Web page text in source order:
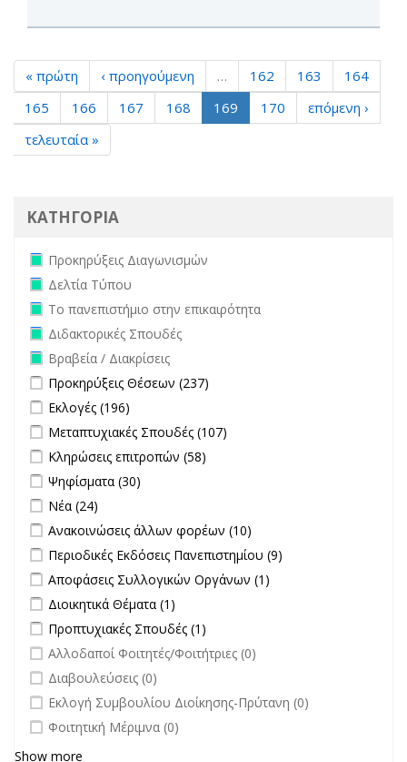
« πρώτη ‹ προηγούμενη … 162 163
164
165
166 167 168 169 170
επόμενη ›
τελευταία »
ΚΑΤΗΓΟΡΙΑ
Remove Προκηρύξεις Διαγωνισμών filter
Προκηρύξεις Διαγωνισμών
Remove Δελτία Τύπου filter
Δελτία Τύπου
Remove Το πανεπιστήμιο στην επικαιρότητα filter
Το πανεπιστήμιο στην επικαιρότητα
Remove Διδακτορικές Σπουδές filter
Διδακτορικές Σπουδές
Remove Βραβεία / Διακρίσεις filter
Βραβεία / Διακρίσεις
Apply Προκηρύξεις Θέσεων filter
Προκηρύξεις Θέσεων (237)
Apply Εκλογές filter
Εκλογές (196)
Apply Μεταπτυχιακές Σπουδές filter
Μεταπτυχιακές Σπουδές (107)
Apply Κληρώσεις επιτροπών filter
Κληρώσεις επιτροπών (58)
Apply Ψηφίσματα filter
Ψηφίσματα (30)
Apply Νέα filter
Νέα (24)
Apply Ανακοινώσεις άλλων φορέων filter
Ανακοινώσεις άλλων φορέων (10)
Apply Περιοδικές Εκδόσεις Πανεπιστημίου filter
Περιοδικές Εκδόσεις Πανεπιστημίου (9)
Apply Αποφάσεις Συλλογικών Οργάνων filter
Αποφάσεις Συλλογικών Οργάνων (1)
Apply Διοικητικά Θέματα filter
Διοικητικά Θέματα (1)
Apply Προπτυχιακές Σπουδές filter
Προπτυχιακές Σπουδές (1)
undefined
Αλλοδαποί Φοιτητές/Φοιτήτριες (0)
undefined
Διαβουλεύσεις (0)
undefined
Εκλογή Συμβουλίου Διοίκησης-Πρύτανη (0)
undefined
Φοιτητική Μέριμνα (0)
Show more